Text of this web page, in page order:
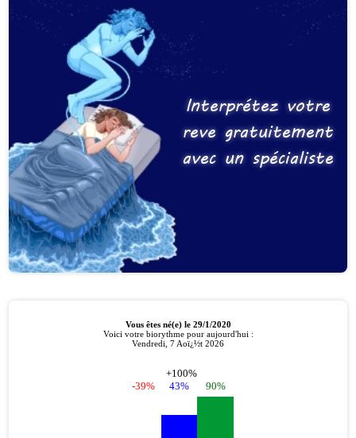
Interprétez votre
reve gratuitement
avec un spécialiste